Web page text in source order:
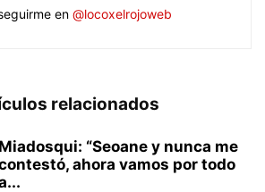
en @locoxelrojoweb
relacionados
Miadosqui: “Seoane y nunca me
ahora vamos por todo